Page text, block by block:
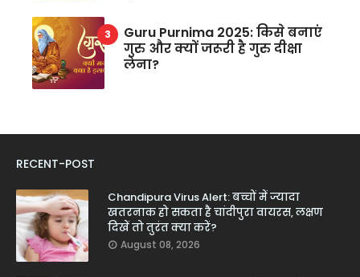
Guru Purnima 2025: किसे बनाएं
गुरु और क्यों जरूरी है गुरु दीक्षा
लेना?
RECENT-POST
Chandipura Virus Alert: बच्चों में ज्यादा
खतरनाक हो सकता है चांदीपुरा वायरस, लक्षण
दिखें तो तुरंत क्या करें?
August 08, 2026